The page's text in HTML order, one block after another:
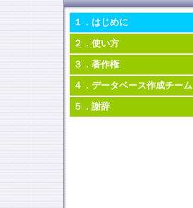
１．はじめに
２．使い方
３．著作権
４．データベース作成チーム
５．謝辞